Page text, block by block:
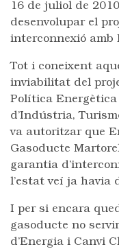
16 de juliol de
desenvolupar el
interconnexió amb
Tot i coneixent
inviabilitat del
Política
d’Indústria,
va autoritzar que
Gasoducte
garantia
l’estat veí ja havia
I per si encara
gasoducte no
d’Energia i Canvi